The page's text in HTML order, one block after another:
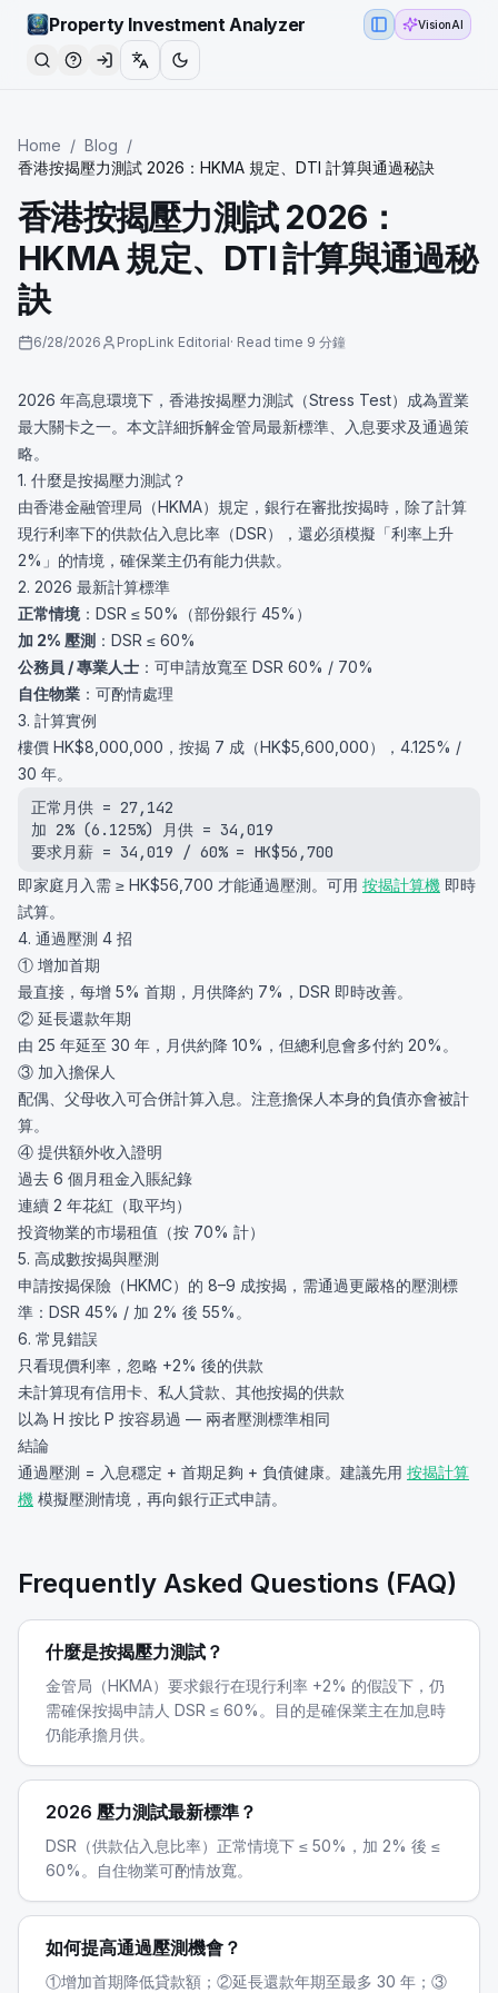
Property Investment Analyzer Toggle Sidebar
VisionAI
Home / Blog /
香港按揭壓力測試 2026：HKMA 規定、DTI 計算與通過秘訣
香港按揭壓力測試 2026：
HKMA 規定、DTI 計算與通過秘
訣
6/28/2026 PropLink Editorial· Read time 9 分鐘
2026 年高息環境下，香港按揭壓力測試（Stress Test）成為置業
最大關卡之一。本文詳細拆解金管局最新標準、入息要求及通過策
略。
1. 什麼是按揭壓力測試？
由香港金融管理局（HKMA）規定，銀行在審批按揭時，除了計算
現行利率下的供款佔入息比率（DSR），還必須模擬「利率上升
2%」的情境，確保業主仍有能力供款。
2. 2026 最新計算標準
正常情境 ：DSR ≤ 50%（部份銀行 45%）
加 2% 壓測 ：DSR ≤ 60%
公務員 / 專業人士 ：可申請放寬至 DSR 60% / 70%
自住物業 ：可酌情處理
3. 計算實例
樓價 HK$8,000,000，按揭 7 成（HK$5,600,000），4.125% /
30 年。
正常月供 = 27,142
加 2% (6.125%) 月供 = 34,019
要求月薪 = 34,019 / 60% = HK$56,700
即家庭月入需 ≥ HK$56,700 才能通過壓測。可用 按揭計算機 即時
試算。
4. 通過壓測 4 招
① 增加首期
最直接，每增 5% 首期，月供降約 7%，DSR 即時改善。
② 延長還款年期
由 25 年延至 30 年，月供約降 10%，但總利息會多付約 20%。
③ 加入擔保人
配偶、父母收入可合併計算入息。注意擔保人本身的負債亦會被計
算。
④ 提供額外收入證明
過去 6 個月租金入賬紀錄
連續 2 年花紅（取平均）
投資物業的市場租值（按 70% 計）
5. 高成數按揭與壓測
申請按揭保險（HKMC）的 8–9 成按揭，需通過更嚴格的壓測標
準：DSR 45% / 加 2% 後 55%。
6. 常見錯誤
只看現價利率，忽略 +2% 後的供款
未計算現有信用卡、私人貸款、其他按揭的供款
以為 H 按比 P 按容易過 — 兩者壓測標準相同
結論
通過壓測 = 入息穩定 + 首期足夠 + 負債健康。建議先用 按揭計算
機 模擬壓測情境，再向銀行正式申請。
Frequently Asked Questions (FAQ)
什麼是按揭壓力測試？
金管局（HKMA）要求銀行在現行利率 +2% 的假設下，仍
需確保按揭申請人 DSR ≤ 60%。目的是確保業主在加息時
仍能承擔月供。
2026 壓力測試最新標準？
DSR（供款佔入息比率）正常情境下 ≤ 50%，加 2% 後 ≤
60%。自住物業可酌情放寬。
如何提高通過壓測機會？
①增加首期降低貸款額；②延長還款年期至最多 30 年；③